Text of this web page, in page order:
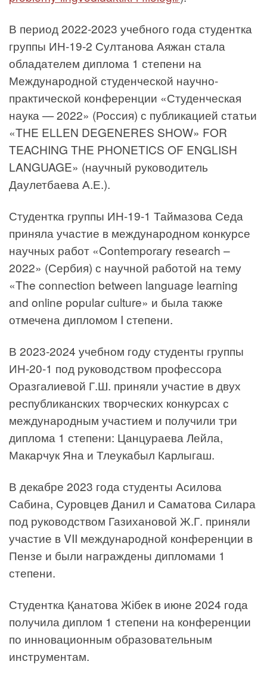
В период 2022-2023 учебного года студентка
группы ИН-19-2 Султанова Аяжан стала
обладателем диплома 1 степени на
Международной студенческой научно-
практической конференции «Студенческая
наука — 2022» (Россия) с публикацией статьи
«THE ELLEN DEGENERES SHOW» FOR
TEACHING THE PHONETICS OF ENGLISH
LANGUAGE» (научный руководитель
Даулетбаева А.Е.).
Студентка группы ИН-19-1 Таймазова Седа
приняла участие в международном конкурсе
научных работ «Contemporary research –
2022» (Сербия) с научной работой на тему
«The connection between language learning
and online popular culture» и была также
отмечена дипломом I степени.
В 2023-2024 учебном году студенты группы
ИН-20-1 под руководством профессора
Оразгалиевой Г.Ш. приняли участие в двух
республиканских творческих конкурсах с
международным участием и получили три
диплома 1 степени: Цанцураева Лейла,
Макарчук Яна и Тлеукабыл Карлыгаш.
В декабре 2023 года студенты Асилова
Сабина, Суровцев Данил и Саматова Силара
под руководством Газихановой Ж.Г. приняли
участие в VII международной конференции в
Пензе и были награждены дипломами 1
степени.
Студентка Қанатова Жібек в июне 2024 года
получила диплом 1 степени на конференции
по инновационным образовательным
инструментам.